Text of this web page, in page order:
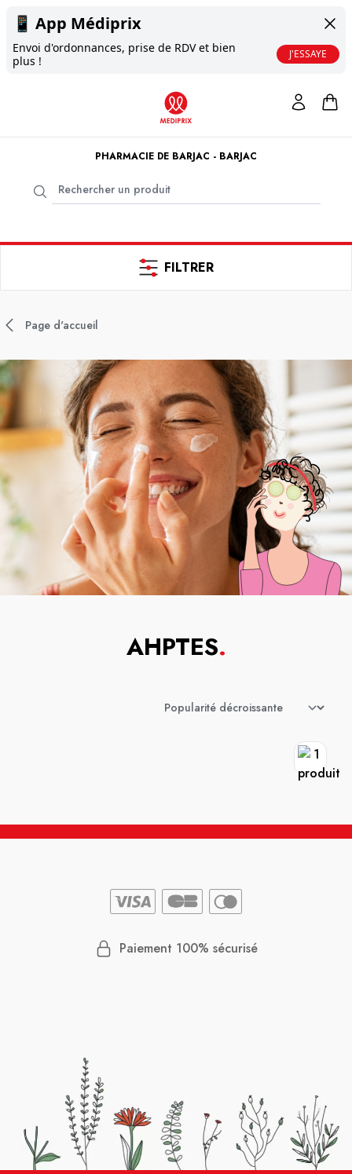
📱 App Médiprix
Envoi d'ordonnances, prise de RDV et bien
plus !
J'ESSAYE
PHARMACIE DE BARJAC - BARJAC
FILTRER
Page d'accueil
AHPTES.
Paiement 100% sécurisé